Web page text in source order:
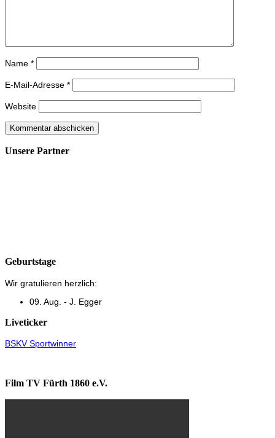
Name *
E-Mail-Adresse *
Website
Unsere Partner
Geburtstage
Wir gratulieren herzlich:
09. Aug. - J. Egger
Liveticker
BSKV Sportwinner
Film TV Fürth 1860 e.V.